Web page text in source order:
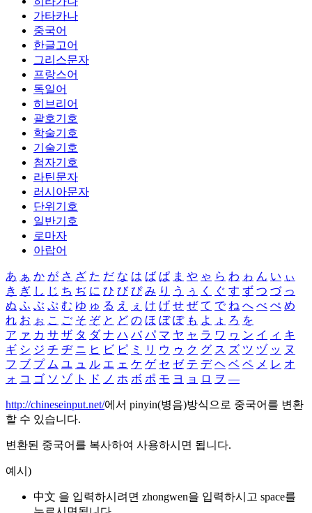
가타카나
중국어
한글고어
그리스문자
프랑스어
독일어
히브리어
괄호기호
학술기호
기술기호
첨자기호
라틴문자
러시아문자
단위기호
일반기호
로마자
아랍어
あ ぁ か が さ ざ た だ な は ば ぱ ま や ゃ ら わ ゎ ん い ぃ
き ぎ し じ ち ぢ に ひ び ぴ み り う ぅ く ぐ す ず つ づ っ
ぬ ふ ぶ ぷ む ゆ ゅ る え ぇ け げ せ ぜ て で ね へ べ ぺ め
れ お ぉ こ ご そ ぞ と ど の ほ ぼ ぽ も よ ょ ろ を
ア ァ カ サ ザ タ ダ ナ ハ バ パ マ ヤ ャ ラ ワ ヮ ン イ ィ キ
ギ シ ジ チ ヂ ニ ヒ ビ ピ ミ リ ウ ゥ ク グ ス ズ ツ ヅ ッ ヌ
フ ブ プ ム ユ ュ ル エ ェ ケ ゲ セ ゼ テ デ ヘ ベ ペ メ レ オ
ォ コ ゴ ソ ゾ ト ド ノ ホ ボ ポ モ ヨ ョ ロ ヲ ―
http://chineseinput.net/에서 pinyin(병음)방식으로 중국어를 변환
할 수 있습니다.
변환된 중국어를 복사하여 사용하시면 됩니다.
예시)
中文 을 입력하시려면 zhongwen을 입력하시고 space를